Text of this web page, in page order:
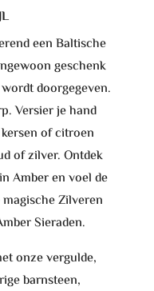
een Baltische
geschenk
doorgegeven.
Versier je hand
of citroen
of zilver. Ontdek
Amber en voel de
Zilveren
Sieraden.
onze vergulde,
barnsteen,